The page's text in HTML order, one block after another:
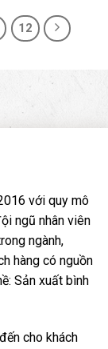
12
với quy mô
ngũ nhân viên
ngành,
hàng có nguồn
Sản xuất bình
cho khách